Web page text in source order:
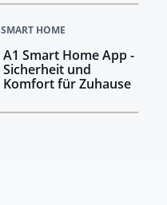
SMART HOME
A1 Smart Home App -
Sicherheit und
Komfort für Zuhause